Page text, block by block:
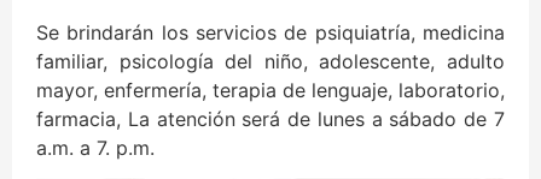
Se brindarán los servicios de psiquiatría, medicina
familiar, psicología del niño, adolescente, adulto
mayor, enfermería, terapia de lenguaje, laboratorio,
farmacia, La atención será de lunes a sábado de 7
a.m. a 7. p.m.